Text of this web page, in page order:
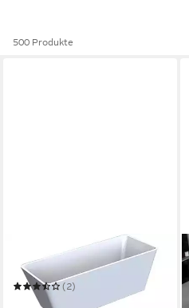
500 Produkte
Badewanne Sagres
(2)
539,99 € 745,99 €